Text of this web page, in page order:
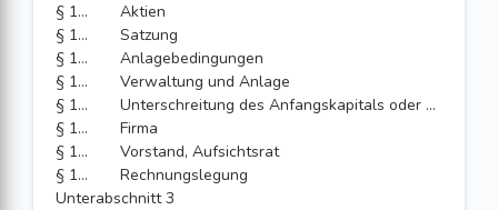
§ 141
Aktien
§ 142
Satzung
§ 143
Anlagebedingungen
§ 144
Verwaltung und Anlage
§ 145
Unterschreitung des Anfangskapitals oder der Eigenmittel
§ 146
Firma
§ 147
Vorstand, Aufsichtsrat
§ 148
Rechnungslegung
Unterabschnitt 3